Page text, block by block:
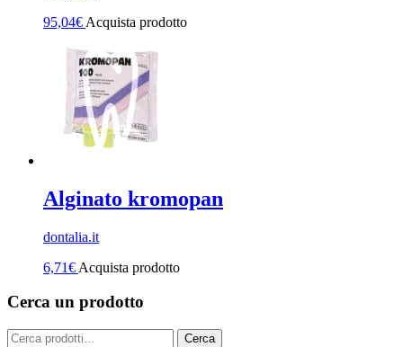
95,04€ Acquista prodotto
Alginato kromopan
dontalia.it
6,71€ Acquista prodotto
Cerca un prodotto
Cerca: Cerca